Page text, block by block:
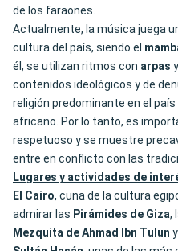
de los faraones.
Actualmente, la música juega
cultura del país, siendo el
él, se utilizan ritmos con arpas y
contenidos ideológicos y de
religión predominante en el
africano. Por lo tanto, es
respetuoso y se muestre
entre en conflicto con las
Lugares y actividades de
El Cairo, cuna de la cultura
admirar las Pirámides de Giza,
Mezquita de Ahmad Ibn Tulun